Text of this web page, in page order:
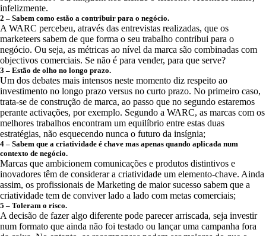
infelizmente.
2 – Sabem como estão a contribuir para o negócio.
A WARC percebeu, através das entrevistas realizadas, que os
marketeers sabem de que forma o seu trabalho contribui para o
negócio. Ou seja, as métricas ao nível da marca são combinadas com
objectivos comerciais. Se não é para vender, para que serve?
3 – Estão de olho no longo prazo.
Um dos debates mais intensos neste momento diz respeito ao
investimento no longo prazo versus no curto prazo. No primeiro caso,
trata-se de construção de marca, ao passo que no segundo estaremos
perante activações, por exemplo. Segundo a WARC, as marcas com os
melhores trabalhos encontram um equilíbrio entre estas duas
estratégias, não esquecendo nunca o futuro da insígnia;
4 – Sabem que a criatividade é chave mas apenas quando aplicada num
contexto de negócio.
Marcas que ambicionem comunicações e produtos distintivos e
inovadores têm de considerar a criatividade um elemento-chave. Ainda
assim, os profissionais de Marketing de maior sucesso sabem que a
criatividade tem de conviver lado a lado com metas comerciais;
5 – Toleram o risco.
A decisão de fazer algo diferente pode parecer arriscada, seja investir
num formato que ainda não foi testado ou lançar uma campanha fora